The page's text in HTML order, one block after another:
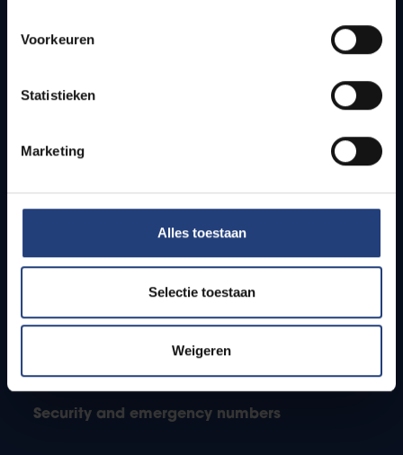
Voorkeuren
Statistieken
Marketing
Alles toestaan
Selectie toestaan
Weigeren
How to get to the VUB campuses
Students
PhD students
Teachers and secondary schools
Working students
Security and emergency numbers